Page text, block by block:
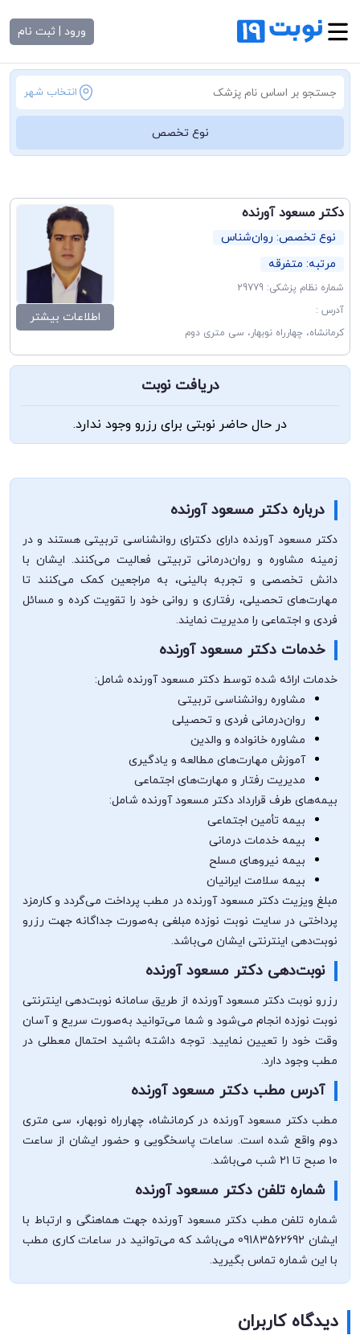
ورود | ثبت نام
انتخاب شهر
نوع تخصص
دکتر مسعود آورنده
نوع تخصص: روان‌شناس
مرتبه: متفرقه
شماره نظام پزشکی: 29779
آدرس :
کرمانشاه، چهارراه نوبهار، سی متری دوم
اطلاعات بیشتر
دریافت نوبت
در حال حاضر نوبتی برای رزرو وجود ندارد.
درباره دکتر مسعود آورنده
دکتر مسعود آورنده دارای دکترای روانشناسی تربیتی هستند و در
زمینه مشاوره و روان‌درمانی تربیتی فعالیت می‌کنند. ایشان با
دانش تخصصی و تجربه بالینی، به مراجعین کمک می‌کنند تا
مهارت‌های تحصیلی، رفتاری و روانی خود را تقویت کرده و مسائل
فردی و اجتماعی را مدیریت نمایند.
خدمات دکتر مسعود آورنده
خدمات ارائه شده توسط دکتر مسعود آورنده شامل:
مشاوره روانشناسی تربیتی
روان‌درمانی فردی و تحصیلی
مشاوره خانواده و والدین
آموزش مهارت‌های مطالعه و یادگیری
مدیریت رفتار و مهارت‌های اجتماعی
بیمه‌های طرف قرارداد دکتر مسعود آورنده شامل:
بیمه تأمین اجتماعی
بیمه خدمات درمانی
بیمه نیروهای مسلح
بیمه سلامت ایرانیان
مبلغ ویزیت دکتر مسعود آورنده در مطب پرداخت می‌گردد و کارمزد
پرداختی در سایت نوبت نوزده مبلغی به‌صورت جداگانه جهت رزرو
نوبت‌دهی اینترنتی ایشان می‌باشد.
نوبت‌دهی دکتر مسعود آورنده
رزرو نوبت دکتر مسعود آورنده از طریق سامانه نوبت‌دهی اینترنتی
نوبت نوزده انجام می‌شود و شما می‌توانید به‌صورت سریع و آسان
وقت خود را تعیین نمایید. توجه داشته باشید احتمال معطلی در
مطب وجود دارد.
آدرس مطب دکتر مسعود آورنده
مطب دکتر مسعود آورنده در کرمانشاه، چهارراه نوبهار، سی متری
دوم واقع شده است. ساعات پاسخگویی و حضور ایشان از ساعت
۱۰ صبح تا ۲۱ شب می‌باشد.
شماره تلفن دکتر مسعود آورنده
شماره تلفن مطب دکتر مسعود آورنده جهت هماهنگی و ارتباط با
ایشان 09183562692 می‌باشد که می‌توانید در ساعات کاری مطب
با این شماره تماس بگیرید.
دیدگاه کاربران